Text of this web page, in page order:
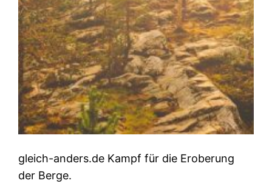
gleich-anders.de Kampf für die Eroberung
der Berge.